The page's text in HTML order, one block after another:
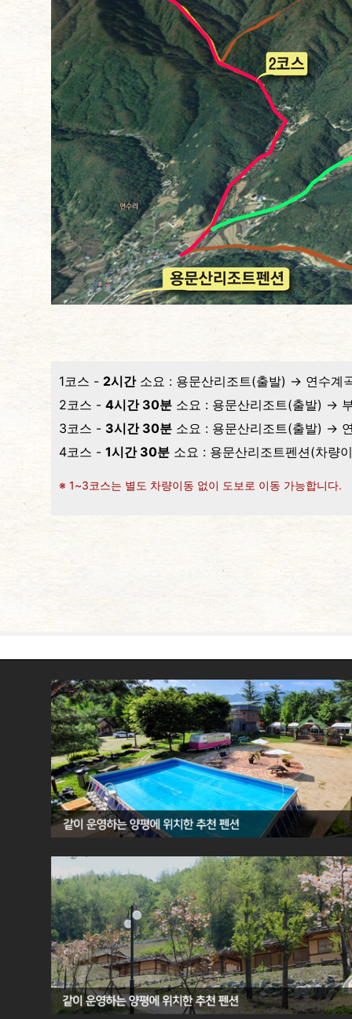
1코스 - 2시간소요 : 용문산리조트(출발) → 연수계
2코스 - 4시간 30분 소요 : 용문산리조트(출발) →
3코스 - 3시간 30분 소요 : 용문산리조트(출발) →
4코스 - 1시간 30분 소요 : 용문산리조트펜션(차
※ 1~3코스는 별도 차량이동 없이 도보로 이동 가능합니다.